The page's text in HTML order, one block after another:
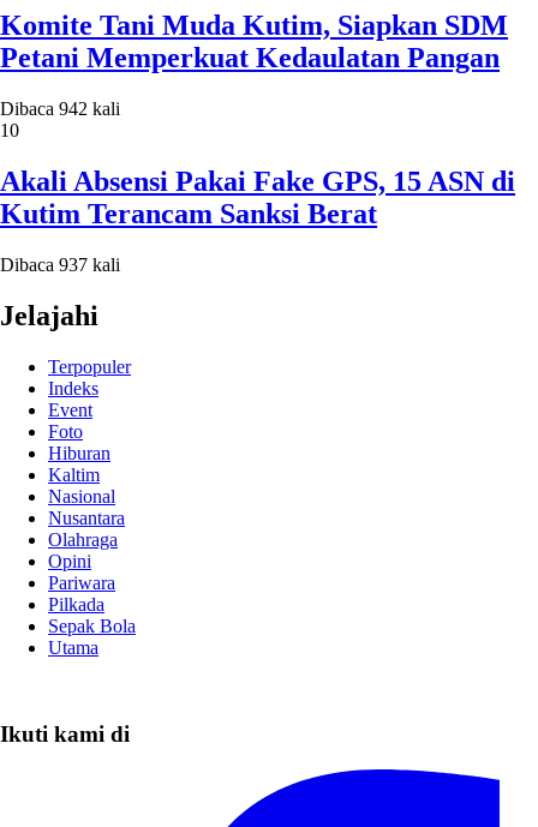
Komite Tani Muda Kutim, Siapkan SDM
Petani Memperkuat Kedaulatan Pangan
Dibaca 942 kali
10
Akali Absensi Pakai Fake GPS, 15 ASN di
Kutim Terancam Sanksi Berat
Dibaca 937 kali
Jelajahi
Terpopuler
Indeks
Event
Foto
Hiburan
Kaltim
Nasional
Nusantara
Olahraga
Opini
Pariwara
Pilkada
Sepak Bola
Utama
Ikuti kami di